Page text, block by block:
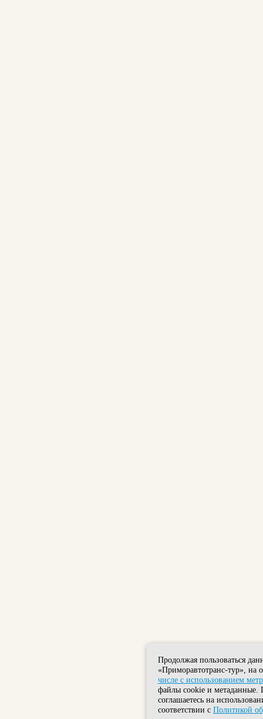
Продолжая пользоваться
«Приморавтотранс-тур», на
числе с использованием
файлы cookie и метаданные.
соглашаетесь на
соответствии с Политикой